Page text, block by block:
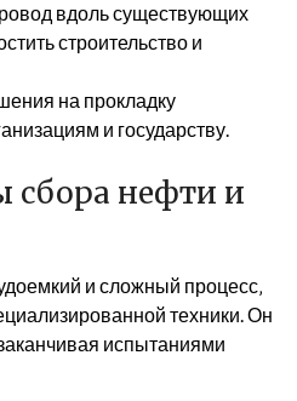
вдоль существующих
строительство и
на прокладку
и государству.
сбора нефти и
и сложный процесс‚
техники. Он
испытаниями